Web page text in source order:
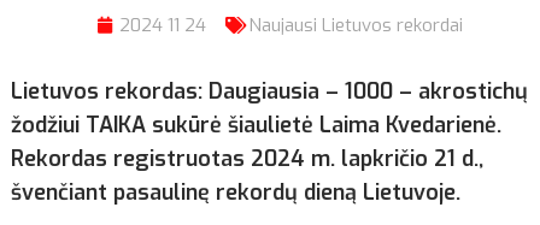
2024 11 24 Naujausi Lietuvos rekordai
Lietuvos rekordas: Daugiausia – 1000 – akrostichų
žodžiui TAIKA sukūrė šiaulietė Laima Kvedarienė.
Rekordas registruotas 2024 m. lapkričio 21 d.,
švenčiant pasaulinę rekordų dieną Lietuvoje.